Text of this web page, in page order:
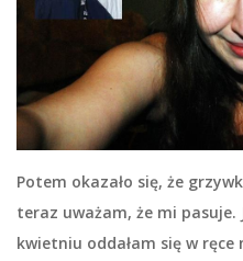
Potem okazało się, że
teraz uważam, że mi pasuje.
kwietniu oddałam się w